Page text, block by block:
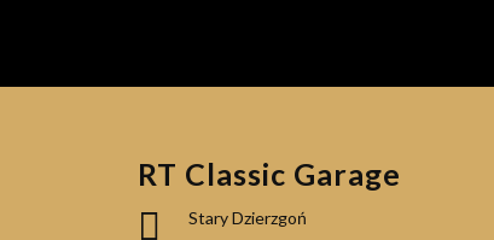
RT Classic Garage
Stary Dzierzgoń